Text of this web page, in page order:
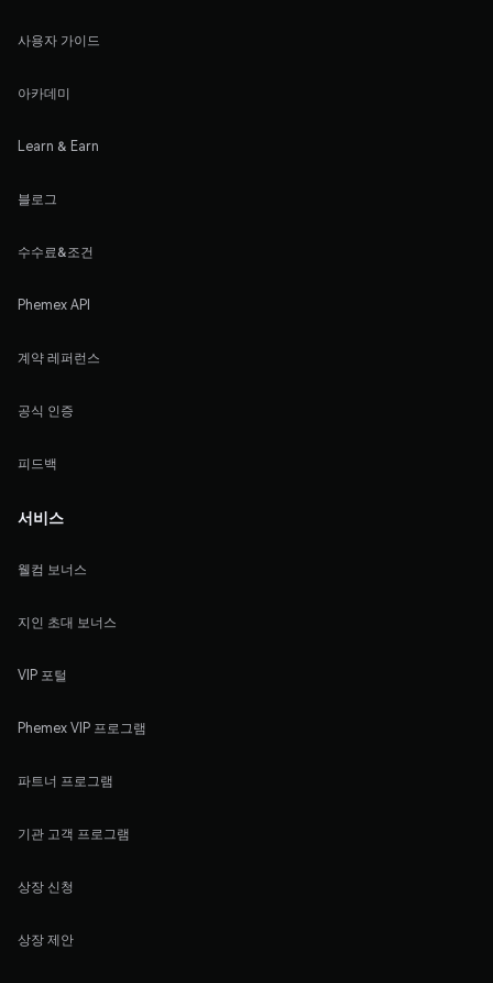
사용자 가이드
아카데미
Learn & Earn
블로그
수수료&조건
Phemex API
계약 레퍼런스
공식 인증
피드백
서비스
웰컴 보너스
지인 초대 보너스
VIP 포털
Phemex VIP 프로그램
파트너 프로그램
기관 고객 프로그램
상장 신청
상장 제안